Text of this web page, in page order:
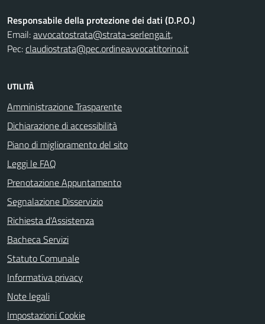
Responsabile della protezione dei dati (D.P.O.)
Email:avvocatostrata@strata-serlenga.it,
Pec:claudiostrata@pec.ordineavvocatitorino.it
UTILITÀ
Amministrazione Trasparente
Dichiarazione di accessibilità
Piano di miglioramento del sito
Leggi le FAQ
Prenotazione Appuntamento
Segnalazione Disservizio
Richiesta d'Assistenza
Bacheca Servizi
Statuto Comunale
Informativa privacy
Note legali
Impostazioni Cookie